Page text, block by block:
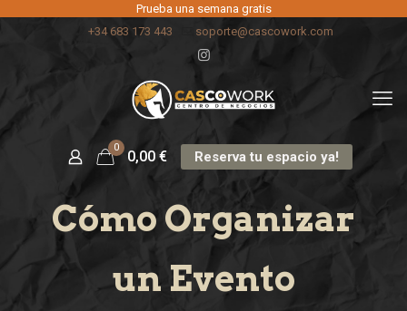
Prueba una semana gratis
+34 683 173 443
soporte@cascowork.com
0
0,00 € Reserva tu espacio ya!
Cómo Organizar
un Evento